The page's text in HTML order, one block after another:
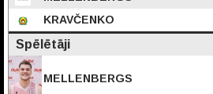
KRAVČENKO
Spēlētāji
MELLENBERGS